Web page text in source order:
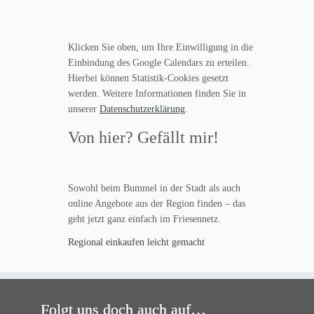
Klicken Sie oben, um Ihre Einwilligung in die
Einbindung des Google Calendars zu erteilen.
Hierbei können Statistik-Cookies gesetzt
werden. Weitere Informationen finden Sie in
unserer Datenschutzerklärung.
Von hier? Gefällt mir!
Sowohl beim Bummel in der Stadt als auch
online Angebote aus der Region finden – das
geht jetzt ganz einfach im Friesennetz.
Regional einkaufen leicht gemacht
Folgt uns doch auch auf…